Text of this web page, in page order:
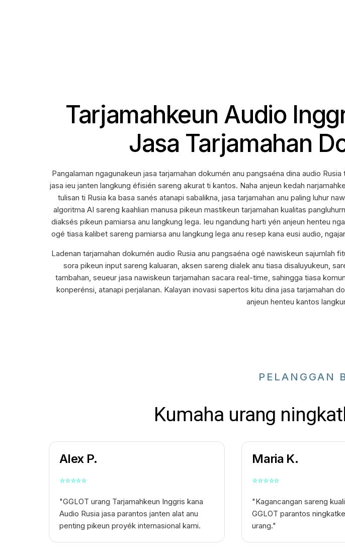
Tarjamahkeun Audio
Jasa Tarjamahan
Pangalaman ngagunakeun jasa tarjamahan dokumén anu pangsaéna dina audio
jasa ieu janten langkung éfisién sareng akurat ti kantos. Naha anjeun kedah
tulisan ti Rusia ka basa sanés atanapi sabalikna, jasa tarjamahan anu paling luhur
algoritma AI sareng kaahlian manusa pikeun mastikeun tarjamahan kualitas
diaksés pikeun pamiarsa anu langkung lega. Ieu ngandung harti yén anjeun henteu
ogé tiasa kalibet sareng pamiarsa anu langkung lega anu resep kana eusi audio,
Ladenan tarjamahan dokumén audio Rusia anu pangsaéna ogé nawiskeun
sora pikeun input sareng kaluaran, aksen sareng dialek anu tiasa disaluyukeun,
tambahan, seueur jasa nawiskeun tarjamahan sacara real-time, sahingga tiasa
konperénsi, atanapi perjalanan. Kalayan inovasi sapertos kitu dina jasa tarjamahan
anjeun henteu kantos
PELANGGAN
Kumaha urang
Alex P.
⭐⭐⭐⭐⭐
"GGLOT urang Tarjamahkeun Inggris kana
Audio Rusia jasa parantos janten alat anu
penting pikeun proyék internasional kami.
Maria K.
⭐⭐⭐⭐⭐
"Kagancangan sareng
GGLOT parantos
urang."